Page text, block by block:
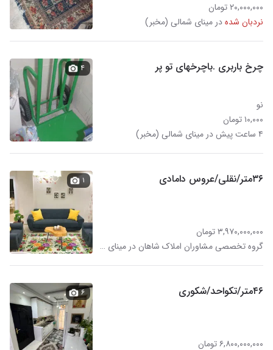
۲۰,۰۰۰,۰۰۰ تومان
نردبان شدهدر مینای شمالی (مخبر)
چرخ باربری .باچرخهای تو پر
نو
۱۰,۰۰۰ تومان
۴ ساعت پیش در مینای شمالی (مخبر)
۴
۳۶متر/نقلی/عروس دامادی
۳,۹۷۰,۰۰۰,۰۰۰ تومان
گروه تخصصی مشاوران املاک شاهان در مینای شمالی (مخبر)
۱
۴۶متر/تکواحد/شکوری
۶,۸۰۰,۰۰۰,۰۰۰ تومان
۶